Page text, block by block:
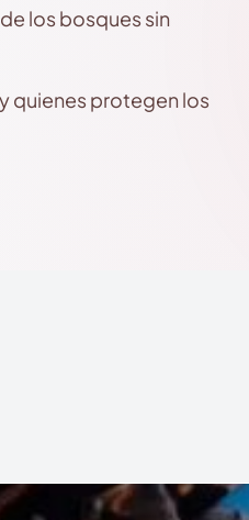
los bosques sin
quienes protegen los